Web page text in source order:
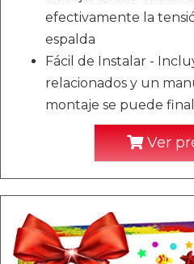
efectivamente la
espalda
Fácil de Instalar -
relacionados y un
montaje se puede
Ver